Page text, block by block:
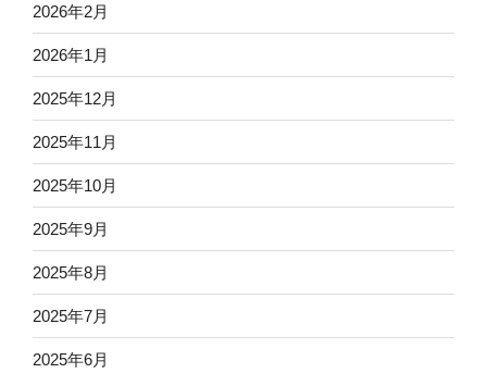
2026年2月
2026年1月
2025年12月
2025年11月
2025年10月
2025年9月
2025年8月
2025年7月
2025年6月